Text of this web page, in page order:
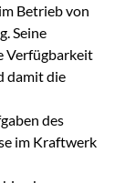
Betrieb von
Seine
Verfügbarkeit
damit die
des
im Kraftwerk